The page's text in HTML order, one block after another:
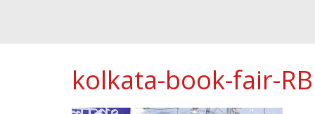
kolkata-book-fair-